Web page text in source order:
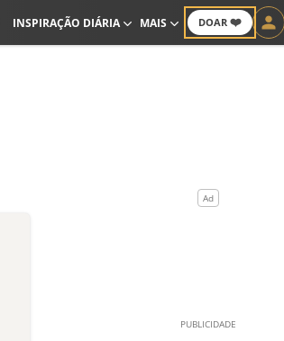
DOAR ❤️
INSPIRAÇÃO DIÁRIA MAIS